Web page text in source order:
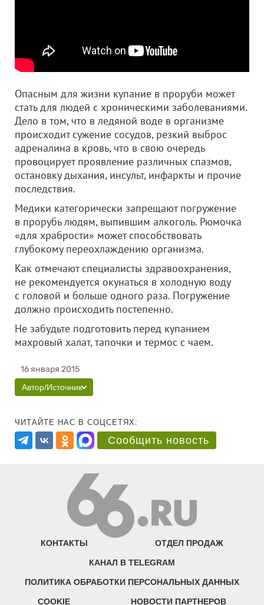
Опасным для жизни купание в проруби может
стать для людей с хроническими заболеваниями.
Дело в том, что в ледяной воде в организме
происходит сужение сосудов, резкий выброс
адреналина в кровь, что в свою очередь
провоцирует проявление различных спазмов,
остановку дыхания, инсульт, инфаркты и прочие
последствия.
Медики категорически запрещают погружение
в прорубь людям, выпившим алкоголь. Рюмочка
«для храбрости» может способствовать
глубокому переохлаждению организма.
Как отмечают специалисты здравоохранения,
не рекомендуется окунаться в холодную воду
с головой и больше одного раза. Погружение
должно происходить постепенно.
Не забудьте подготовить перед купанием
махровый халат, тапочки и термос с чаем.
16 января 2015
Автор/Источник
ЧИТАЙТЕ НАС В СОЦСЕТЯХ:
Сообщить новость
КОНТАКТЫ ОТДЕЛ ПРОДАЖ
КАНАЛ В TELEGRAM
ПОЛИТИКА ОБРАБОТКИ ПЕРСОНАЛЬНЫХ ДАННЫХ
COOKIE НОВОСТИ ПАРТНЕРОВ